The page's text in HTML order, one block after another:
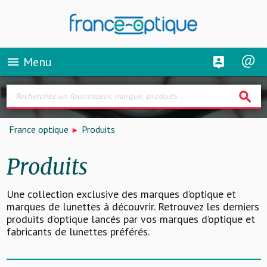
menu Menu
search
France optique Produits
Produits
Une collection exclusive des marques d’optique et
marques de lunettes à découvrir. Retrouvez les derniers
produits d’optique lancés par vos marques d’optique et
fabricants de lunettes préférés.